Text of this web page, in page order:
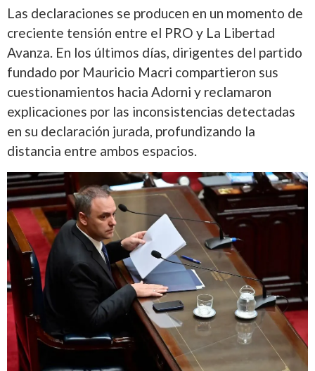
Las declaraciones se producen en un momento de
creciente tensión entre el PRO y La Libertad
Avanza. En los últimos días, dirigentes del partido
fundado por Mauricio Macri compartieron sus
cuestionamientos hacia Adorni y reclamaron
explicaciones por las inconsistencias detectadas
en su declaración jurada, profundizando la
distancia entre ambos espacios.